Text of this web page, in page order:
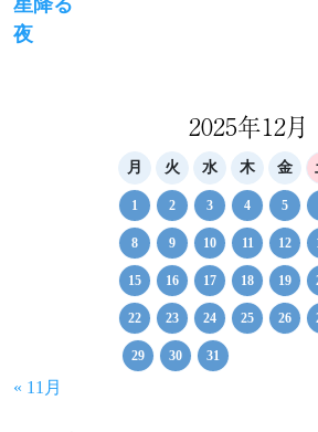
ビ
post:
星降る
夜
2025年12月
月 火 水 木 金
1 2 3 4 5
8 9 10 11 12
15 16 17 18 19
22 23 24 25 26
29 30 31
« 11月